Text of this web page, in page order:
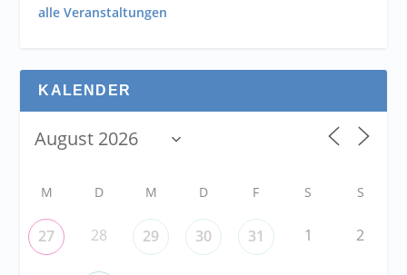
alle Veranstaltungen
KALENDER
M D M D F S S
27 28 29 30 31 1 2